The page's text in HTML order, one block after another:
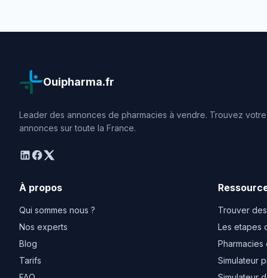
Ouipharma.fr
Leader des annonces de pharmacies à vendre. Trouvez
annonces sur toute la France.
linkedin
facebook
twitter
À propos
Qui sommes nous ?
Nos experts
Blog
Tarifs
Trouver
Les etapes
Simulateur